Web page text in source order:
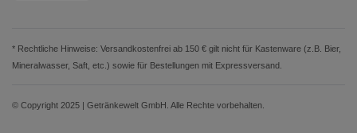
* Rechtliche Hinweise: Versandkostenfrei ab 150 € gilt nicht für Kastenware (z.B. Bier,
Mineralwasser, Saft, etc.) sowie für Bestellungen mit Expressversand.
© Copyright 2025 | Getränkewelt GmbH. Alle Rechte vorbehalten.